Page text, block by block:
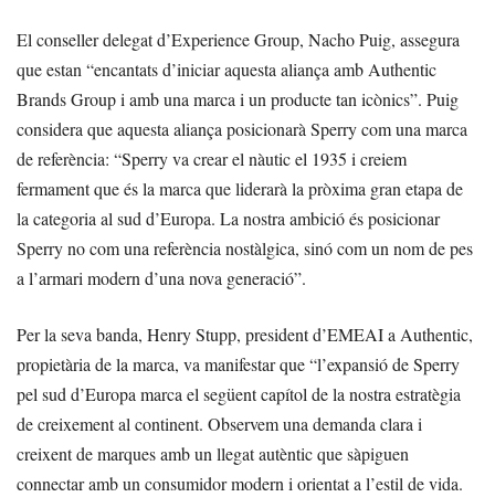
El conseller delegat d’Experience Group, Nacho Puig, assegura
que estan “encantats d’iniciar aquesta aliança amb Authentic
Brands Group i amb una marca i un producte tan icònics”. Puig
considera que aquesta aliança posicionarà Sperry com una marca
de referència: “Sperry va crear el nàutic el 1935 i creiem
fermament que és la marca que liderarà la pròxima gran etapa de
la categoria al sud d’Europa. La nostra ambició és posicionar
Sperry no com una referència nostàlgica, sinó com un nom de pes
a l’armari modern d’una nova generació”.
Per la seva banda, Henry Stupp, president d’EMEAI a Authentic,
propietària de la marca, va manifestar que “l’expansió de Sperry
pel sud d’Europa marca el següent capítol de la nostra estratègia
de creixement al continent. Observem una demanda clara i
creixent de marques amb un llegat autèntic que sàpiguen
connectar amb un consumidor modern i orientat a l’estil de vida.